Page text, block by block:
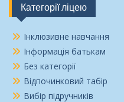
Категорії ліцею
Інклюзивне навчання
Інформація батькам
Без категорії
Відпочинковий табір
Вибір підручників